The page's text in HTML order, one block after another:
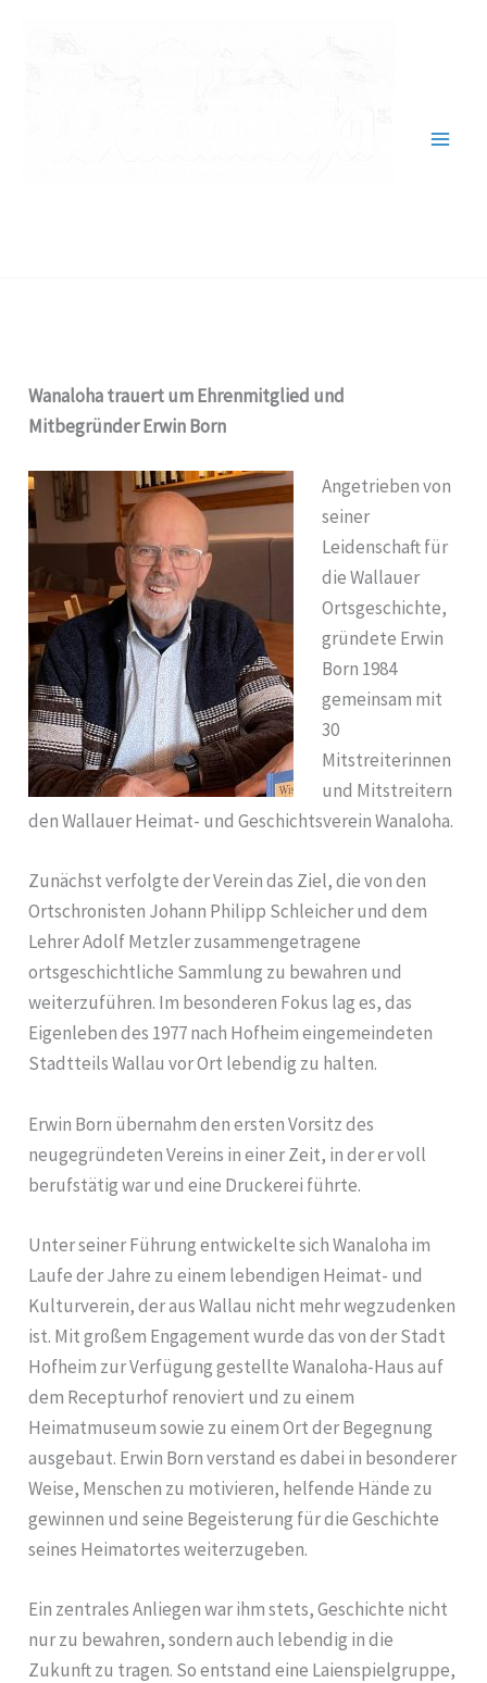
Wanaloha trauert um Ehrenmitglied und
Mitbegründer Erwin Born
Angetrieben von
seiner
Leidenschaft für
die Wallauer
Ortsgeschichte,
gründete Erwin
Born 1984
gemeinsam mit
30
Mitstreiterinnen
und Mitstreitern
den Wallauer Heimat- und Geschichtsverein Wanaloha.
Zunächst verfolgte der Verein das Ziel, die von den
Ortschronisten Johann Philipp Schleicher und dem
Lehrer Adolf Metzler zusammengetragene
ortsgeschichtliche Sammlung zu bewahren und
weiterzuführen. Im besonderen Fokus lag es, das
Eigenleben des 1977 nach Hofheim eingemeindeten
Stadtteils Wallau vor Ort lebendig zu halten.
Erwin Born übernahm den ersten Vorsitz des
neugegründeten Vereins in einer Zeit, in der er voll
berufstätig war und eine Druckerei führte.
Unter seiner Führung entwickelte sich Wanaloha im
Laufe der Jahre zu einem lebendigen Heimat- und
Kulturverein, der aus Wallau nicht mehr wegzudenken
ist. Mit großem Engagement wurde das von der Stadt
Hofheim zur Verfügung gestellte Wanaloha-Haus auf
dem Recepturhof renoviert und zu einem
Heimatmuseum sowie zu einem Ort der Begegnung
ausgebaut. Erwin Born verstand es dabei in besonderer
Weise, Menschen zu motivieren, helfende Hände zu
gewinnen und seine Begeisterung für die Geschichte
seines Heimatortes weiterzugeben.
Ein zentrales Anliegen war ihm stets, Geschichte nicht
nur zu bewahren, sondern auch lebendig in die
Zukunft zu tragen. So entstand eine Laienspielgruppe,